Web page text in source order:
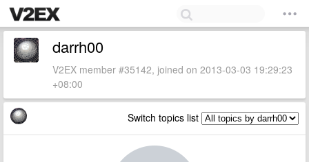
darrh00
V2EX member #35142, joined on 2013-03-03 19:29:23
+08:00
Switch topics list